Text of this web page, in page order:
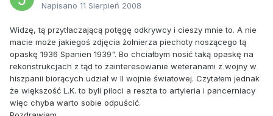
Napisano 11 Sierpień 2008
Widzę, tą przytłaczającą potęgę odkrywcy i cieszy mnie to. A nie
macie może jakiegoś zdjęcia żołnierza piechoty noszącego tą
opaskę 1936 Spanien 1939". Bo chciałbym nosić taką opaskę na
rekonstrukcjach z tąd to zainteresowanie weteranami z wojny w
hiszpanii biorących udział w II wojnie światowej. Czytałem jednak
że większość L.K. to byli piloci a reszta to artyleria i pancerniacy
więc chyba warto sobie odpuścić.